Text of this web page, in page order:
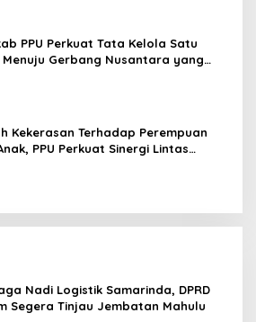
PPU Perkuat Tata Kelola Satu
Gerbang Nusantara yang
Kekerasan Terhadap Perempuan
PPU Perkuat Sinergi Lintas
Nadi Logistik Samarinda, DPRD
Segera Tinjau Jembatan Mahulu